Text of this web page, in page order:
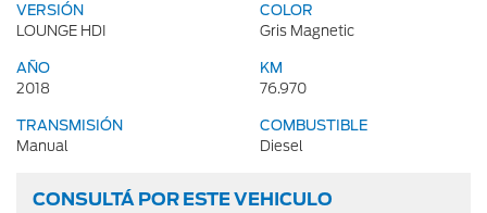
VERSIÓN
LOUNGE HDI
COLOR
Gris Magnetic
AÑO
2018
KM
76.970
TRANSMISIÓN
Manual
COMBUSTIBLE
Diesel
CONSULTÁ POR ESTE VEHICULO